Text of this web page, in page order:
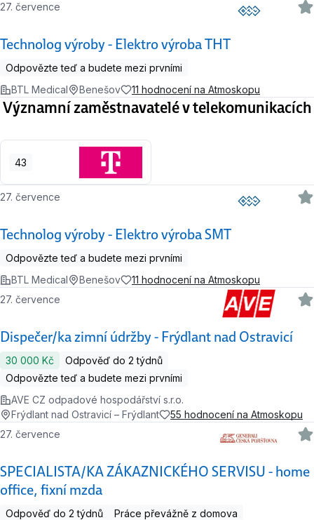
Technolog výroby - Elektro výroba THT
27. července
Odpovězte teď a budete mezi prvními
BTL Medical
Benešov 11 hodnocení na Atmoskopu
Významní zaměstnavatelé v telekomunikacích
43
Technolog výroby - Elektro výroba SMT
27. července
Odpovězte teď a budete mezi prvními
BTL Medical
Benešov 11 hodnocení na Atmoskopu
Dispečer/ka zimní údržby - Frýdlant nad Ostravicí
27. července
30 000 Kč
Odpověď do 2 týdnů
Odpovězte teď a budete mezi prvními
AVE CZ odpadové hospodářství s.r.o.
Frýdlant nad Ostravicí – Frýdlant
55 hodnocení na Atmoskopu
SPECIALISTA/KA ZÁKAZNICKÉHO SERVISU - home
office, fixní mzda
27. července
Odpověď do 2 týdnů
Práce převážně z domova